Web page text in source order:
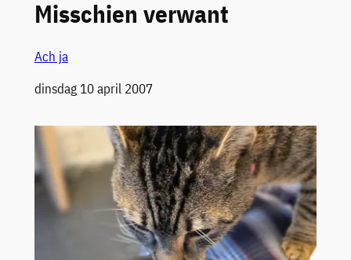
Misschien verwant
Ach ja
Datum
dinsdag 10 april 2007